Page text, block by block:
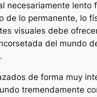
necesariamente lento
de lo permanente, lo
visuales debe
del mundo
de forma muy
tremendamente